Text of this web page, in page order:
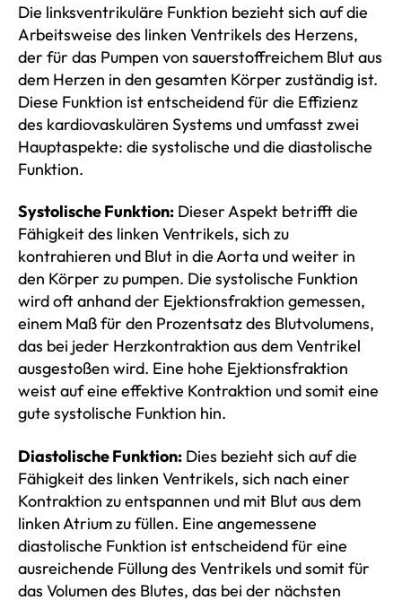
Die linksventrikuläre Funktion bezieht sich auf die
Arbeitsweise des linken Ventrikels des Herzens,
der für das Pumpen von sauerstoffreichem Blut aus
dem Herzen in den gesamten Körper zuständig ist.
Diese Funktion ist entscheidend für die Effizienz
des kardiovaskulären Systems und umfasst zwei
Hauptaspekte: die systolische und die diastolische
Funktion.
Systolische Funktion: Dieser Aspekt betrifft die
Fähigkeit des linken Ventrikels, sich zu
kontrahieren und Blut in die Aorta und weiter in
den Körper zu pumpen. Die systolische Funktion
wird oft anhand der Ejektionsfraktion gemessen,
einem Maß für den Prozentsatz des Blutvolumens,
das bei jeder Herzkontraktion aus dem Ventrikel
ausgestoßen wird. Eine hohe Ejektionsfraktion
weist auf eine effektive Kontraktion und somit eine
gute systolische Funktion hin.
Diastolische Funktion: Dies bezieht sich auf die
Fähigkeit des linken Ventrikels, sich nach einer
Kontraktion zu entspannen und mit Blut aus dem
linken Atrium zu füllen. Eine angemessene
diastolische Funktion ist entscheidend für eine
ausreichende Füllung des Ventrikels und somit für
das Volumen des Blutes, das bei der nächsten